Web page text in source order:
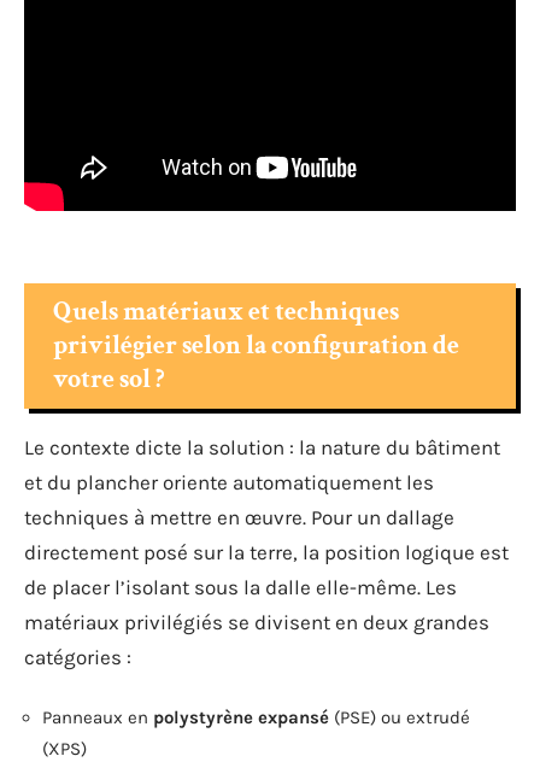
Quels matériaux et techniques
privilégier selon la configuration de
votre sol ?
Le contexte dicte la solution : la nature du bâtiment
et du plancher oriente automatiquement les
techniques à mettre en œuvre. Pour un dallage
directement posé sur la terre, la position logique est
de placer l’isolant sous la dalle elle-même. Les
matériaux privilégiés se divisent en deux grandes
catégories :
Panneaux en polystyrène expansé (PSE) ou extrudé
(XPS)